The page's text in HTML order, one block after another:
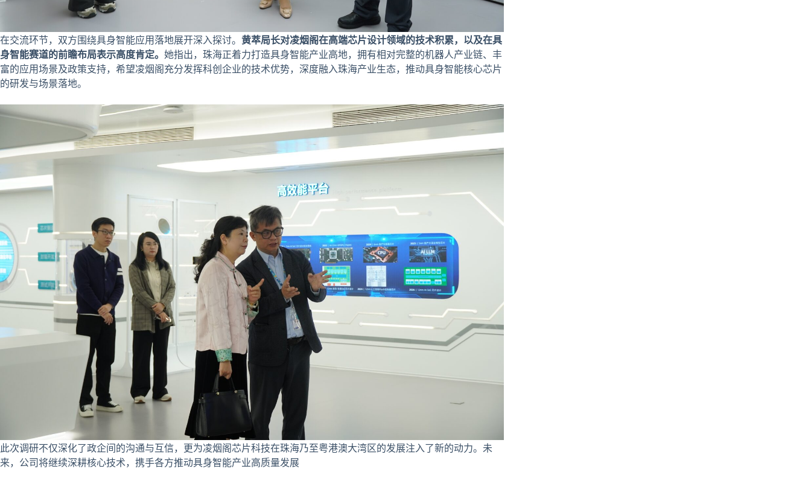
在交流环节，双方围绕具身智能应用落地展开深入探讨。 黄萃局长对凌烟阁在高端芯片设计领域的技术积累，以及在具
身智能赛道的前瞻布局表示高度肯定。 她指出，珠海正着力打造具身智能产业高地，拥有相对完整的机器人产业链、丰
富的应用场景及政策支持，希望凌烟阁充分发挥科创企业的技术优势，深度融入珠海产业生态，推动具身智能核心芯片
的研发与场景落地。
此次调研不仅深化了政企间的沟通与互信，更为凌烟阁芯片科技在珠海乃至粤港澳大湾区的发展注入了新的动力。未
来，公司将继续深耕核心技术，携手各方推动具身智能产业高质量发展